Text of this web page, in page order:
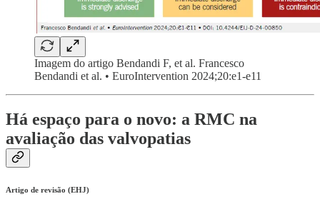
Imagem do artigo Bendandi F, et al. Francesco
Bendandi et al. • EuroIntervention 2024;20:e1-e11
Há espaço para o novo: a RMC na
avaliação das valvopatias
Artigo de revisão (EHJ)